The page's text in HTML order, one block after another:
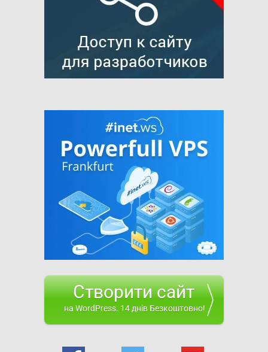
Створити сайт
на WordPress. 14 днів Безкоштовно!